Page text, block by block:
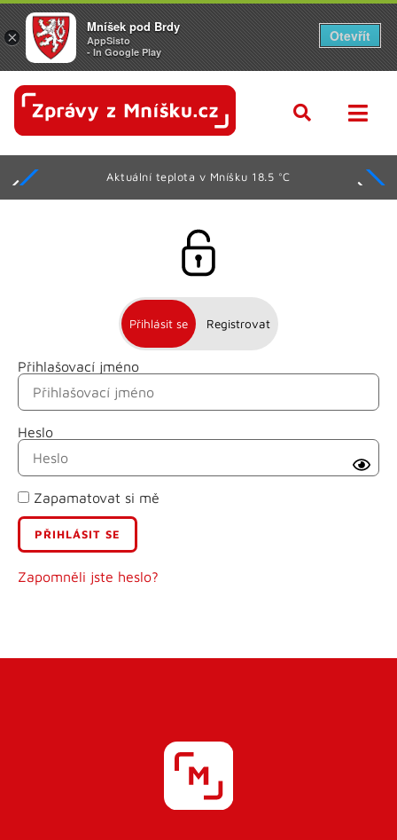
Aktuální teplota v Mníšku 18.5 °C
Přihlásit se Registrovat
Přihlašovací jméno
Heslo
Zapamatovat si mě
Zapomněli jste heslo?
Jméno
Příjmení
E-mail
Uživatelské jméno
×
Mníšek pod Brdy
AppSisto
- In Google Play
Otevřít